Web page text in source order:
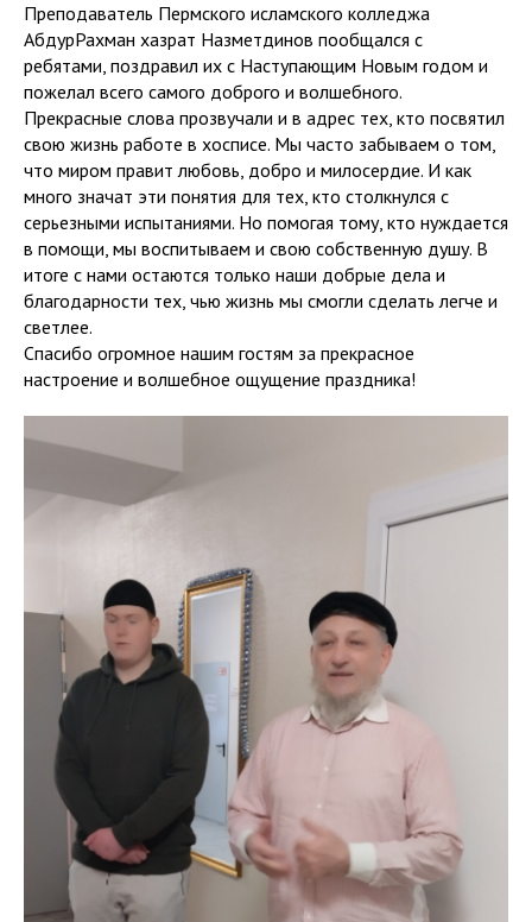
Преподаватель Пермского исламского колледжа
АбдурРахман хазрат Назметдинов пообщался с
ребятами, поздравил их с Наступающим Новым годом и
пожелал всего самого доброго и волшебного.
Прекрасные слова прозвучали и в адрес тех, кто посвятил
свою жизнь работе в хосписе. Мы часто забываем о том,
что миром правит любовь, добро и милосердие. И как
много значат эти понятия для тех, кто столкнулся с
серьезными испытаниями. Но помогая тому, кто нуждается
в помощи, мы воспитываем и свою собственную душу. В
итоге с нами остаются только наши добрые дела и
благодарности тех, чью жизнь мы смогли сделать легче и
светлее.
Спасибо огромное нашим гостям за прекрасное
настроение и волшебное ощущение праздника!